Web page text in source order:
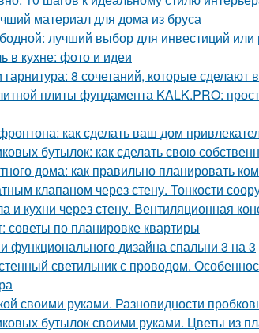
материал для дома из бруса
лучший выбор для инвестиций
в кухне: фото и идеи
8 сочетаний, которые сделают
плиты фундамента KALK.PRO:
как сделать ваш дом
бутылок: как сделать свою
дома: как правильно планировать
клапаном через стену. Тонкости
и кухни через стену. Вентиляционная
советы по планировке квартиры
функционального дизайна спальни 3 на 3
светильник с проводом.
своими руками. Разновидности
бутылок своими руками. Цветы из